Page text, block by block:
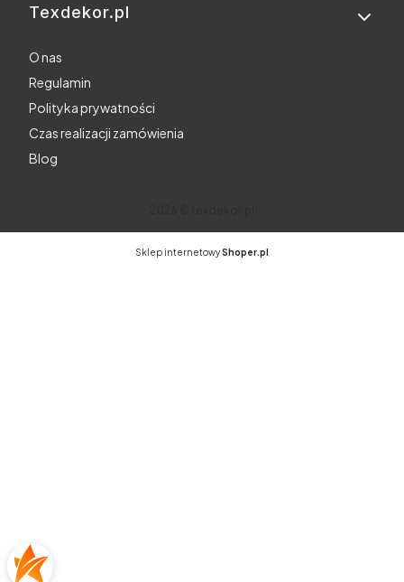
Texdekor.pl
O nas
Regulamin
Polityka prywatności
Czas realizacji zamówienia
Blog
Sklep internetowyShoper.pl